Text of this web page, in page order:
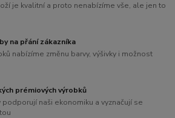
je kvalitní a proto nenabízíme vše, ale jen to
na přání zákazníka
nabízíme změnu barvy, výšivky i možnost
prémiových výrobků
podporují naši ekonomiku a vyznačují se